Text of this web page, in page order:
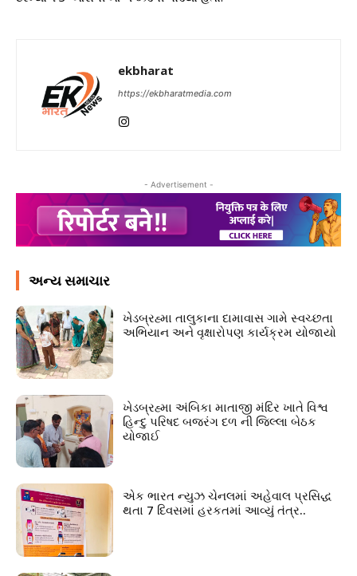
ekbharat
https://ekbharatmedia.com
- Advertisement -
અન્ય સમાચાર
ખેડબ્રહ્મા તાલુકાના દામાવાસ ગામે સ્વચ્છતા
અભિયાન અને વૃક્ષારોપણ કાર્યક્રમ યોજાયો
ખેડબ્રહ્મા અંબિકા માતાજી મંદિર ખાતે વિશ્વ
હિન્દુ પરિષદ બજરંગ દળ ની જિલ્લા બેઠક
યોજાઈ
એક ભારત ન્યુઝ ચેનલમાં અહેવાલ પ્રસિદ્ધ
થતા 7 દિવસમાં હરકતમાં આવ્યું તંત્ર..